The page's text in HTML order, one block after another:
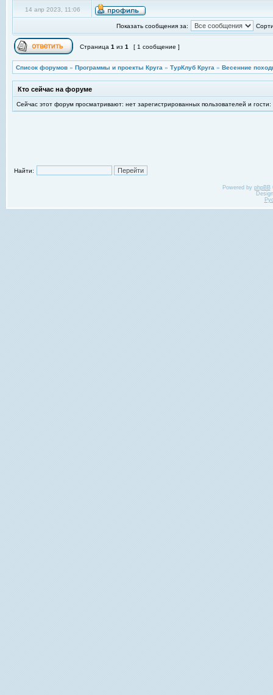
14 апр 2023, 11:06
Показать сообщения за:
Страница 1 из 1 [ 1 сообщение ]
Список форумов » Программы и проекты Круга » ТурКлуб Круга » Весенние
Кто сейчас на форуме
Сейчас этот форум просматривают: нет зарегистрированных пользователей и гости:
Найти:
Powered by phpBB